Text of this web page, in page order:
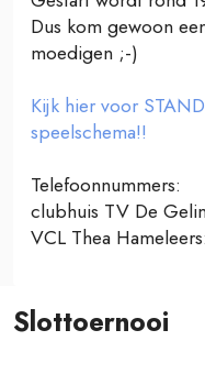
Dus kom gewoon
moedigen ;-)
Kijk hier voor
speelschema!!
Telefoonnummers:
clubhuis TV De
VCL Thea
Slottoernooi